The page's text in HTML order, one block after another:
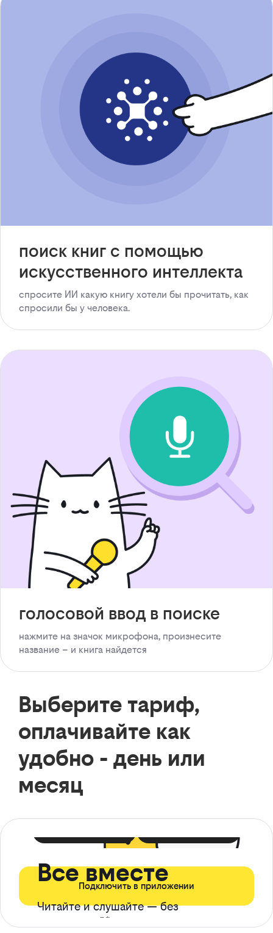
поиск книг с помощью
искусственного интеллекта
спросите ИИ какую книгу хотели бы прочитать, как
спросили бы у человека.
голосовой ввод в поиске
нажмите на значок микрофона, произнесите
название – и книга найдется
Выберите тариф,
оплачивайте как
удобно - день или
месяц
Все вместе
Читайте и слушайте — без
ограничений*
Подключить в приложении